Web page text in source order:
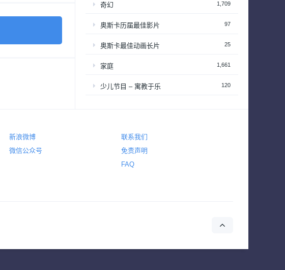
奇幻 1,709
奥斯卡历届最佳影片 97
奥斯卡最佳动画长片 25
家庭 1,661
少儿节目 – 寓教于乐 120
39
演唱会&颁奖礼 94
新浪微博
微信公众号
联系我们
免责声明
FAQ